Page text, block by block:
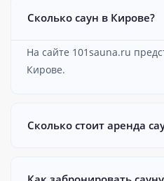
Сколько саун в Кирове?
На сайте 101sauna.ru
Кирове.
Сколько стоит аренда